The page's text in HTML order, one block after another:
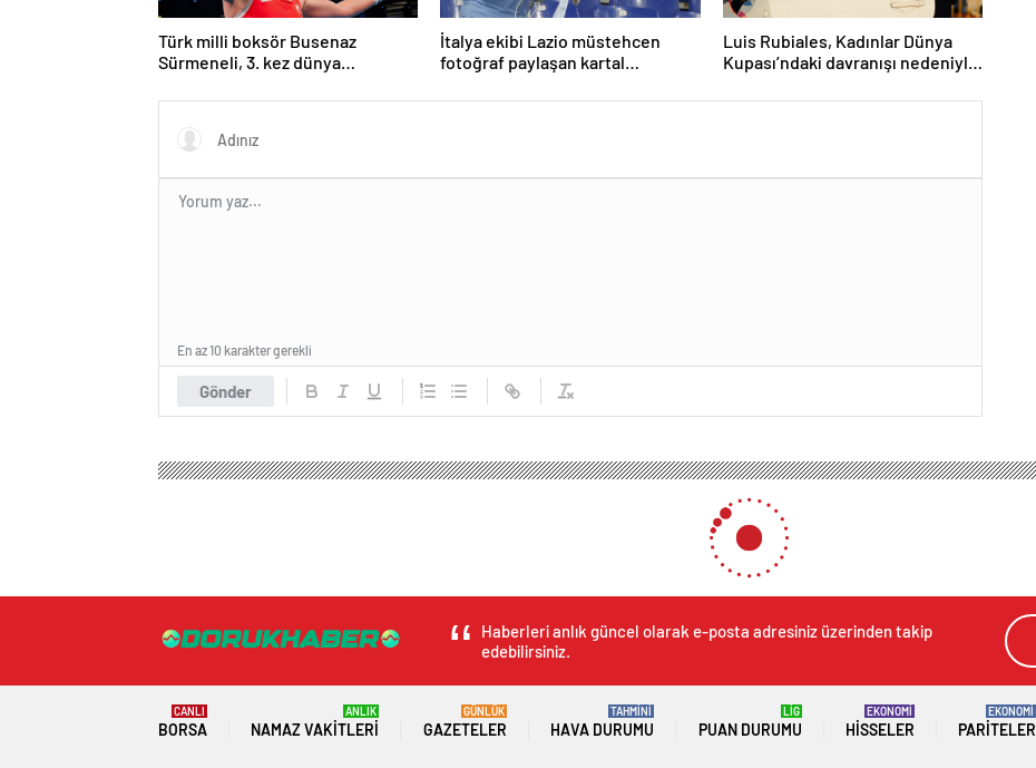
Türk milli boksör Busenaz
Sürmeneli, 3. kez dünya
İtalya ekibi Lazio müstehcen
fotoğraf paylaşan kartal
Luis Rubiales, Kadınlar Dünya
Kupası’ndaki davranışı nedeniyle
Gönder
En az 10 karakter gerekli
Haberleri anlık güncel olarak e-posta adresiniz üzerinden takip
edebilirsiniz.
BORSA
CANLI
NAMAZ VAKITLERI
ANLIK
GAZETELER
GÜNLÜK
HAVA DURUMU
TAHMİNİ
PUAN DURUMU
LİG
HISSELER
EKONOMİ
PARITELER
EKONOMİ